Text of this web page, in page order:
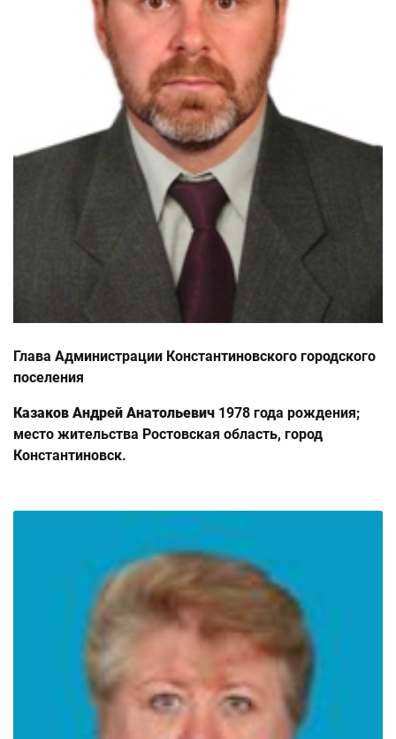
Глава Администрации Константиновского городского
поселения
Казаков Андрей Анатольевич 1978 года рождения;
место жительства Ростовская область, город
Константиновск.